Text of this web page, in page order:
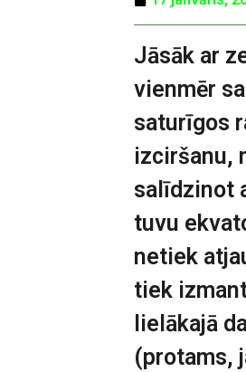
Jāsāk ar
vienmēr
saturīgos
izciršanu,
salīdzinot
tuvu
netiek
tiek
lielākajā
(protams,